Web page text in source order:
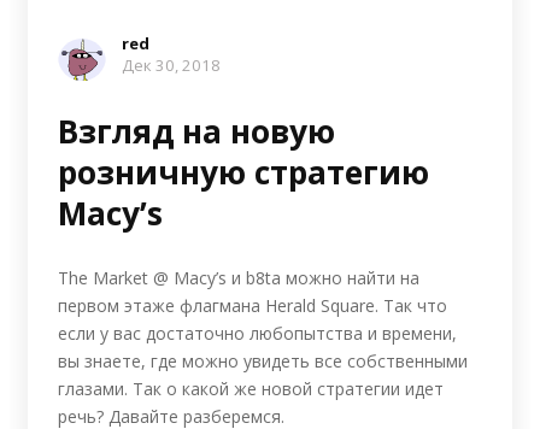
red
Дек 30, 2018
Взгляд на новую
розничную стратегию
Macy’s
The Market @ Macy’s и b8ta можно найти на
первом этаже флагмана Herald Square. Так что
если у вас достаточно любопытства и времени,
вы знаете, где можно увидеть все собственными
глазами. Так о какой же новой стратегии идет
речь? Давайте разберемся.